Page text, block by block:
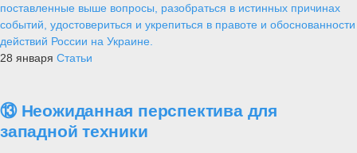
поставленные выше вопросы, разобраться в истинных причинах
событий, удостовериться и укрепиться в правоте и обоснованности
действий России на Украине.
28 января Статьи
⑬ Неожиданная перспектива для
западной техники